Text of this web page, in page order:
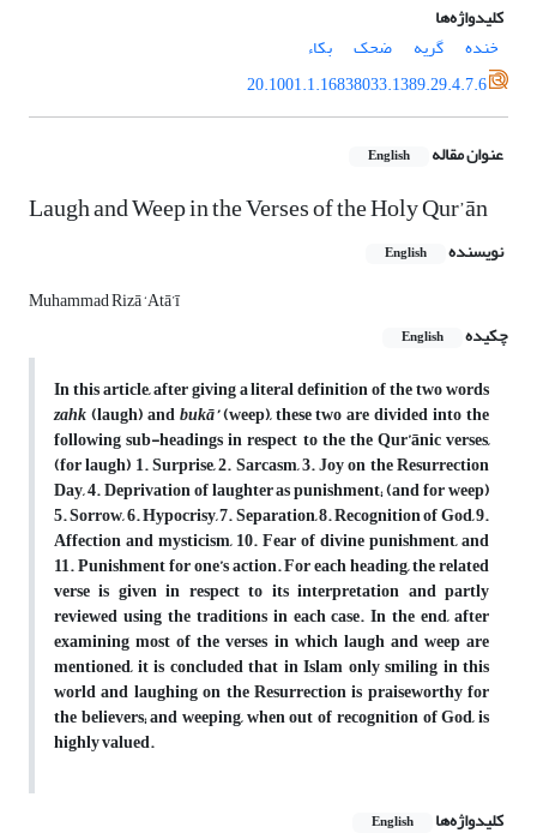
کلیدواژه‌ها
خنده
گریه ضحک
بکاء
20.1001.1.16838033.1389.29.4.7.6
عنوان مقاله English
Laugh and Weep in the Verses of the Holy Qur’ān
نویسنده English
Muhammad Rizā ‘Atā’ī
چکیده
English
In this article, after giving a literal definition of thetwo words
zahk(laugh) andbukā’(weep), these two are divided into the
following sub-headings in respect to the the Qur’ānic verses,
(for laugh) 1. Surprise, 2. Sarcasm, 3. Joy on the Resurrection
Day, 4. Deprivation of laughter as punishment; (and for weep)
5. Sorrow, 6. Hypocrisy, 7. Separation, 8. Recognition of God, 9.
Affection and mysticism, 10. Fear of divine punishment, and
11. Punishment for one’s action. For each heading, the related
verse is given in respect to its interpretation and partly
reviewed using the traditions in each case. In the end, after
examining most of the verses in which laugh and weep are
mentioned, it is concluded that in Islam only smiling in this
world and laughing on the Resurrection is praiseworthy for
the believers; and weeping, when out of recognition of God, is
highly valued.
کلیدواژه‌ها English